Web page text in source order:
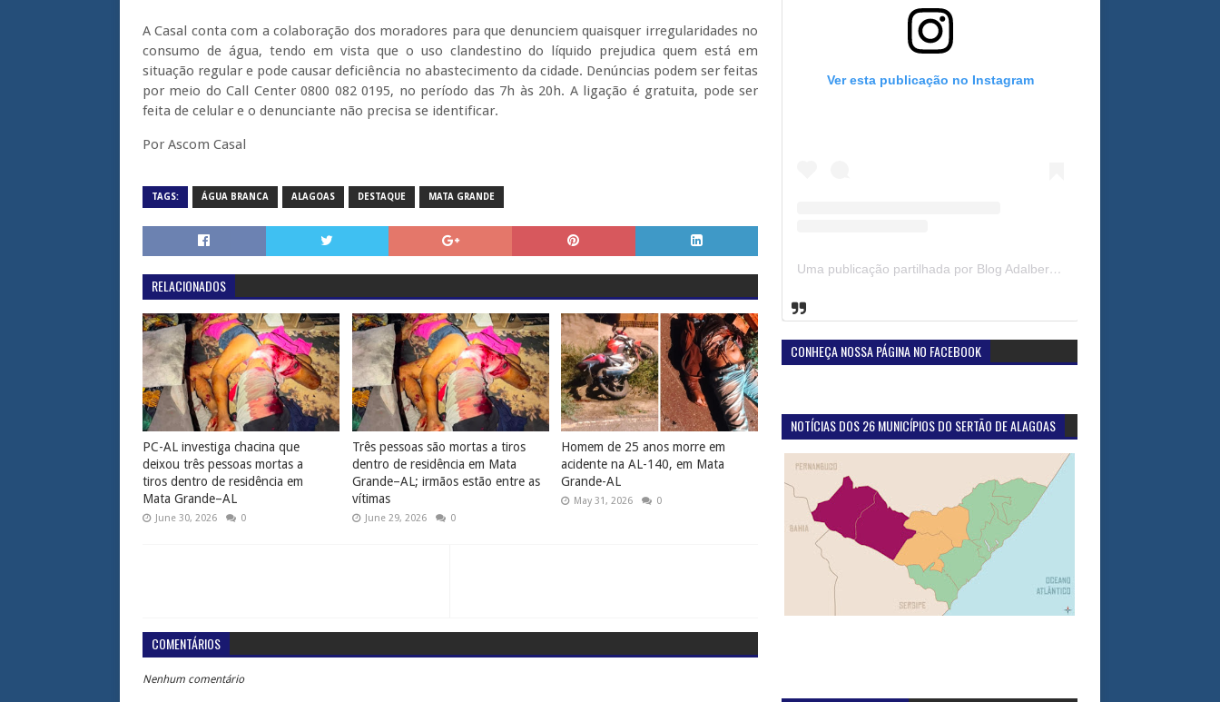
A Casal conta com a colaboração dos moradores para que denunciem quaisquer irregularidades no
consumo de água, tendo em vista que o uso clandestino do líquido prejudica quem está em
situação regular e pode causar deficiência no abastecimento da cidade. Denúncias podem ser feitas
por meio do Call Center 0800 082 0195, no período das 7h às 20h. A ligação é gratuita, pode ser
feita de celular e o denunciante não precisa se identificar.
Por Ascom Casal
TAGS: ÁGUA BRANCA ALAGOAS DESTAQUE MATA GRANDE
RELACIONADOS
PC-AL investiga chacina que
deixou três pessoas mortas a
tiros dentro de residência em
Mata Grande–AL
June 30, 2026 0
Três pessoas são mortas a tiros
dentro de residência em Mata
Grande–AL; irmãos estão entre as
vítimas
June 29, 2026 0
Homem de 25 anos morre em
acidente na AL-140, em Mata
Grande-AL
May 31, 2026 0
COMENTÁRIOS
Nenhum comentário
Ver esta publicação no Instagram
Uma publicação partilhada por Blog Adalberto Gomes Noticias (@blogadalbertogomesnoticiass)
CONHEÇA NOSSA PÁGINA NO FACEBOOK
NOTÍCIAS DOS 26 MUNICÍPIOS DO SERTÃO DE ALAGOAS